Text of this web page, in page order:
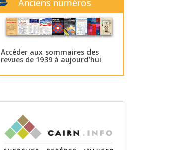
Accéder aux sommaires des
revues de 1939 à aujourd’hui